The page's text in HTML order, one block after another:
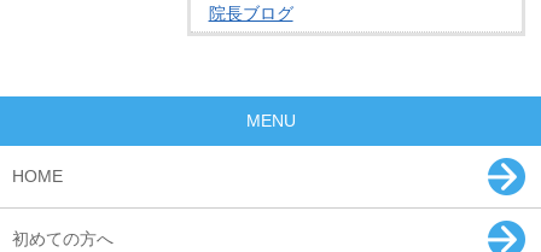
院長ブログ
MENU
HOME
初めての方へ